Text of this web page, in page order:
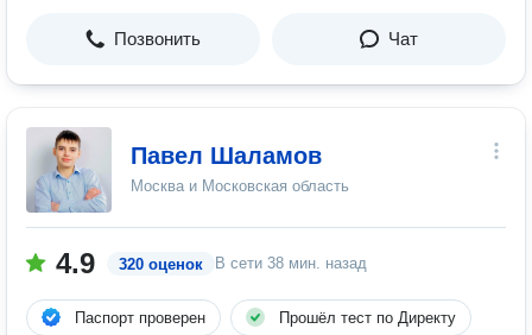
Позвонить Чат
Павел Шаламов
Москва и Московская область
4.9 320 оценок В сети 38 мин. назад
Паспорт проверен Прошёл тест по Директу